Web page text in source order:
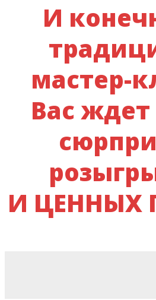
И
мастер-
Вас
И ЦЕННЫХ